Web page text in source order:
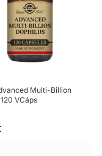
Multi-Billion
VCáps